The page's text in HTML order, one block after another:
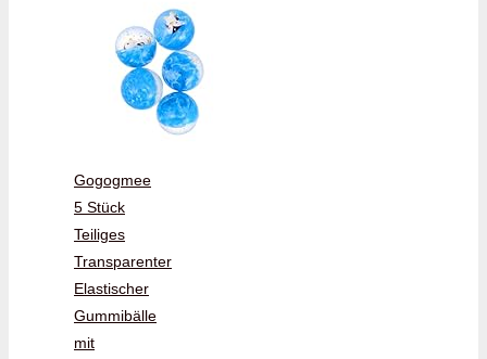
Gogogmee
5 Stück
Teiliges
Transparenter
Elastischer
Gummibälle
mit